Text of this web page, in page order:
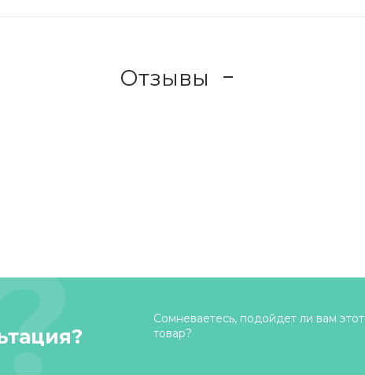
Отзывы
Сомневаетесь, подойдет ли вам этот
товар?